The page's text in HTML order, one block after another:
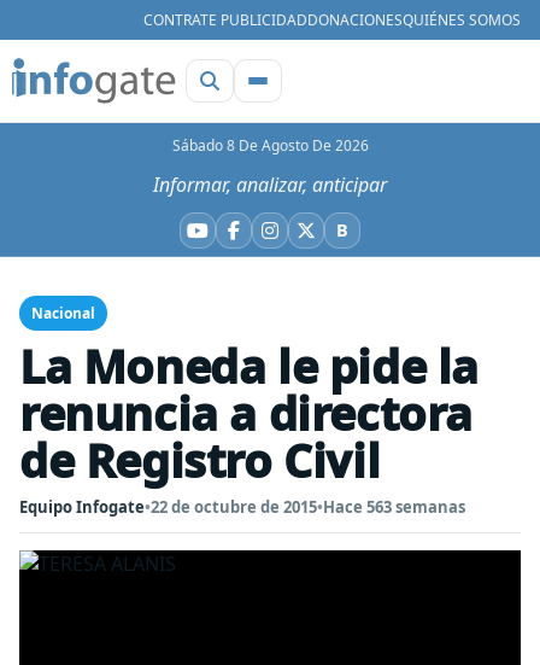
CONTRATE PUBLICIDADDONACIONESQUIÉNES SOMOS
Sábado 8 De Agosto De 2026
Informar, analizar, anticipar
YouTube
Facebook
Instagram
X BBluesky
Nacional
La Moneda le pide la
renuncia a directora
de Registro Civil
Equipo Infogate•22 de octubre de 2015•Hace 563 semanas